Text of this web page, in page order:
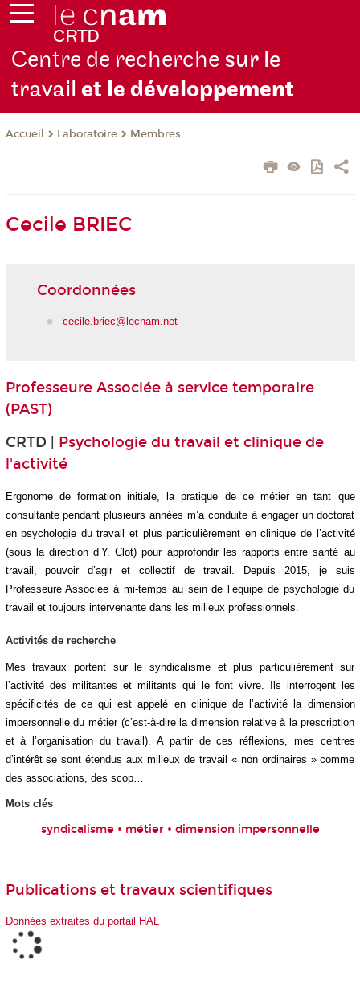
Centre de recherche sur le
travailet le développement
Accueil Laboratoire Membres
Cecile BRIEC
Coordonnées
cecile.briec@lecnam.net
Professeure Associée à service temporaire
(PAST)
CRTD | Psychologie du travail et clinique de
l'activité
Ergonome de formation initiale, la pratique de ce métier en tant que
consultante pendant plusieurs années m’a conduite à engager un doctorat
en psychologie du travail et plus particulièrement en clinique de l’activité
(sous la direction d’Y. Clot) pour approfondir les rapports entre santé au
travail, pouvoir d’agir et collectif de travail. Depuis 2015, je suis
Professeure Associée à mi-temps au sein de l’équipe de psychologie du
travail et toujours intervenante dans les milieux professionnels.
Activités de recherche
Mes travaux portent sur le syndicalisme et plus particulièrement sur
l’activité des militantes et militants qui le font vivre. Ils interrogent les
spécificités de ce qui est appelé en clinique de l’activité la dimension
impersonnelle du métier (c’est-à-dire la dimension relative à la prescription
et à l’organisation du travail). A partir de ces réflexions, mes centres
d’intérêt se sont étendus aux milieux de travail « non ordinaires » comme
des associations, des scop…
Mots clés
syndicalisme • métier • dimension impersonnelle
Publications et travaux scientifiques
Données extraites du portail HAL